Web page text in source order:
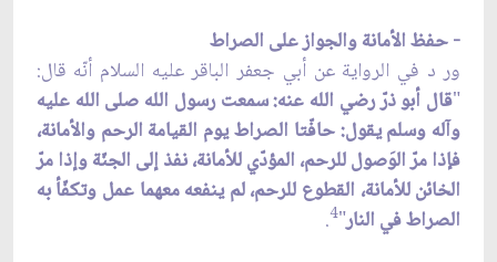
- حفظ الأمانة والجواز على الصراط
ور د في الرواية عن أبي جعفر الباقر عليه السلام أنّه قال:
"قال أبو ذرّ رضي الله عنه: سمعت رسول الله صلى الله عليه
وآله وسلم يقول: حافّتا الصراط يوم القيامة الرحم والأمانة،
فإذا مرّ الوَصول للرحم، المؤدّي للأمانة، نفذ إلى الجنّة وإذا مرّ
الخائن للأمانة، القطوع للرحم، لم ينفعه معهما عمل وتكفّأ به
الصراط في النار"
4
.